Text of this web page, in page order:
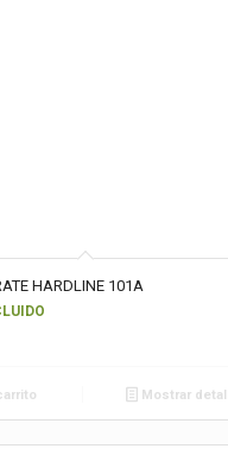
HARDLINE 101A
Mostrar